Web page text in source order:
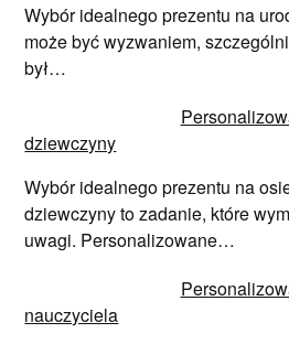
Wybór idealnego prezentu na
może być wyzwaniem,
był…
dziewczyny
Wybór idealnego prezentu na
dziewczyny to zadanie, które
uwagi. Personalizowane…
nauczyciela